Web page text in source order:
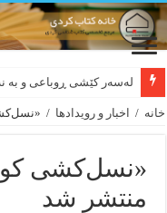
لەسەر کێشی ڕوباعی و به
بورجە بێ دەلاقەکان
خانه / اخبار و رویدادها /
«نسل‌کشی
منتشر شد